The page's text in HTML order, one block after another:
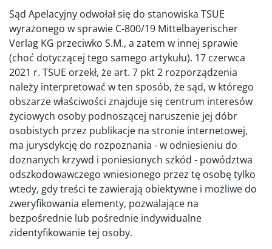
Sąd Apelacyjny odwołał się do stanowiska TSUE
wyrażonego w sprawie C-800/19 Mittelbayerischer
Verlag KG przeciwko S.M., a zatem w innej sprawie
(choć dotyczącej tego samego artykułu). 17 czerwca
2021 r. TSUE orzekł, że art. 7 pkt 2 rozporządzenia
należy interpretować w ten sposób, że sąd, w którego
obszarze właściwości znajduje się centrum interesów
życiowych osoby podnoszącej naruszenie jej dóbr
osobistych przez publikacje na stronie internetowej,
ma jurysdykcję do rozpoznania - w odniesieniu do
doznanych krzywd i poniesionych szkód - powództwa
odszkodowawczego wniesionego przez tę osobę tylko
wtedy, gdy treści te zawierają obiektywne i możliwe do
zweryfikowania elementy, pozwalające na
bezpośrednie lub pośrednie indywidualne
zidentyfikowanie tej osoby.